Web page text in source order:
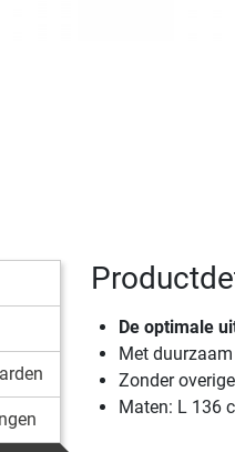
De optimale
Met
Zonder
Maten: L 136